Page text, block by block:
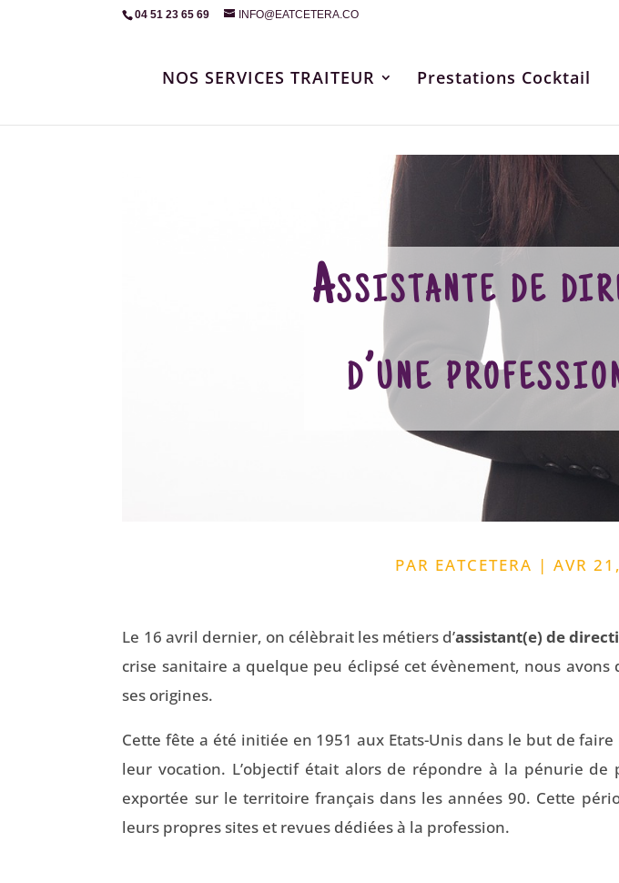
04 51 23 65 69 INFO@EATCETERA.CO
NOS SERVICES TRAITEUR Prestations Cocktail
Assistante de
d’une
PAR EATCETERA | AVR
Le 16 avril dernier, on célèbrait les métiers d’assistant(e) de
crise sanitaire a quelque peu éclipsé cet évènement, nous
ses origines.
Cette fête a été initiée en 1951 aux Etats-Unis dans le but de
leur vocation. L’objectif était alors de répondre à la pénurie de
exportée sur le territoire français dans les années 90. Cette
leurs propres sites et revues dédiées à la profession.